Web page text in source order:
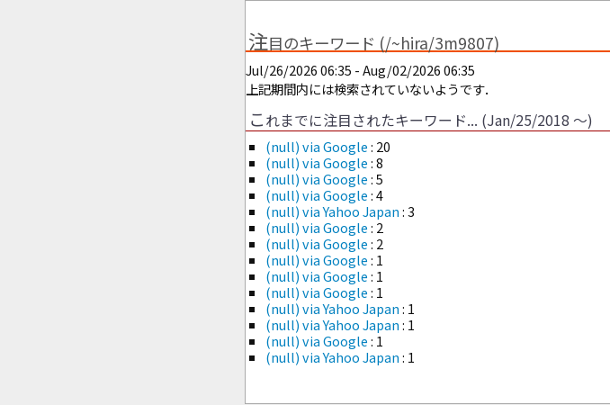
注目のキーワード (/~hira/3m9807)
Jul/26/2026 06:35 - Aug/02/2026 06:35
上記期間内には検索されていないようです．
これまでに注目されたキーワード... (Jan/25/2018 〜)
(null) via Google: 20
(null) via Google: 8
(null) via Google: 5
(null) via Google: 4
(null) via Yahoo Japan: 3
(null) via Google: 2
(null) via Google: 2
(null) via Google: 1
(null) via Google: 1
(null) via Google: 1
(null) via Yahoo Japan: 1
(null) via Yahoo Japan: 1
(null) via Google: 1
(null) via Yahoo Japan: 1